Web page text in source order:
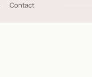
Contact